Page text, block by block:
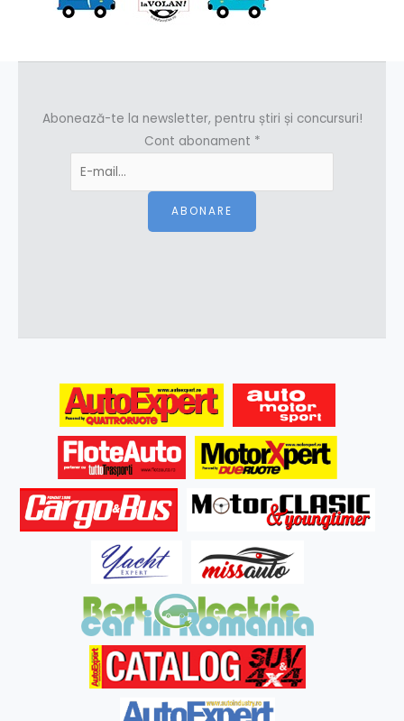
Abonează-te la newsletter, pentru știri și concursuri!
Cont abonament *
ABONARE